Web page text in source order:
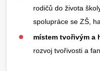
rodičů do života
spolupráce se ZŠ,
místem tvořivým a
rozvoj tvořivosti a